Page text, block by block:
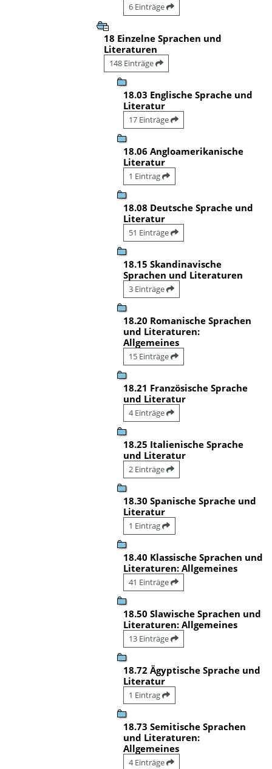
6 Einträge
18 Einzelne Sprachen und
Literaturen
148 Einträge
18.03 Englische Sprache und
Literatur
17 Einträge
18.06 Angloamerikanische
Literatur
1 Eintrag
18.08 Deutsche Sprache und
Literatur
51 Einträge
18.15 Skandinavische
Sprachen und Literaturen
3 Einträge
18.20 Romanische Sprachen
und Literaturen:
Allgemeines
15 Einträge
18.21 Französische Sprache
und Literatur
4 Einträge
18.25 Italienische Sprache
und Literatur
2 Einträge
18.30 Spanische Sprache und
Literatur
1 Eintrag
18.40 Klassische Sprachen und
Literaturen: Allgemeines
41 Einträge
18.50 Slawische Sprachen und
Literaturen: Allgemeines
13 Einträge
18.72 Ägyptische Sprache und
Literatur
1 Eintrag
18.73 Semitische Sprachen
und Literaturen:
Allgemeines
4 Einträge